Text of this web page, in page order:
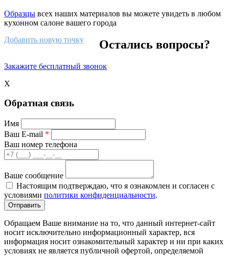
Образцы всех наших материалов вы можете увидеть в любом
кухонном салоне вашего города
Добавить новую точку
Остались вопросы?
Закажите бесплатный звонок
X
Обратная связь
Имя
Ваш E-mail *
Ваш номер телефона
Ваше сообщение
Настоящим подтверждаю, что я ознакомлен и согласен с
условиями политики конфиденциальности.
Обращаем Ваше внимание на то, что данный интернет-сайт
носит исключительно информационный характер, вся
информация носит ознакомительный характер и ни при каких
условиях не является публичной офертой, определяемой